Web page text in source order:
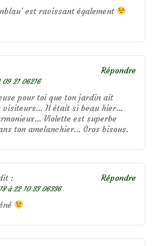
est ravissant également
21 06216
pour toi que ton jardin ait
visiteurs… Il était si beau hier…
Violette est superbe
ton amelanchier… Gros bisous.
Répondre
:
à 22 10 33 06336
Répondre